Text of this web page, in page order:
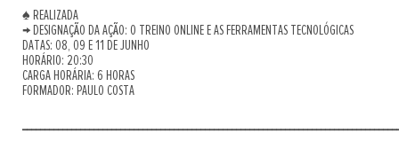
♠ REALIZADA
→ DESIGNAÇÃO DA AÇÃO: O TREINO ONLINE E AS FERRAMENTAS TECNOLÓGICAS
DATAS: 08, 09 E 11 DE JUNHO
HORÁRIO: 20:30
CARGA HORÁRIA: 6 HORAS
FORMADOR: PAULO COSTA